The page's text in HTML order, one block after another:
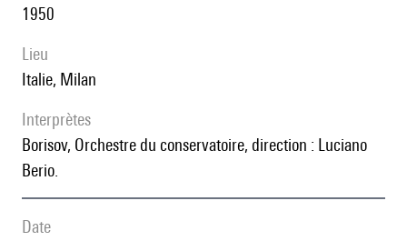
1950
lieu
Italie, Milan
interprètes
Borisov, Orchestre du conservatoire, direction : Luciano
Berio.
date